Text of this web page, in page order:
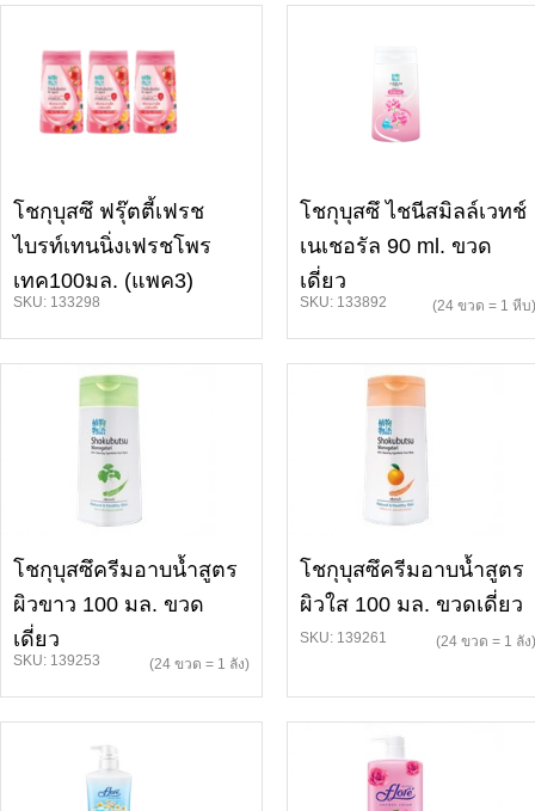
โชกุบุสซึ ฟรุ๊ตตี้เฟรช
ไบรท์เทนนิ่งเฟรชโพร
เทค100มล. (แพค3)
SKU: 133298
โชกุบุสซึ ไชนีสมิลล์เวทช์
เนเชอรัล 90 ml. ขวด
เดี่ยว
SKU: 133892 (24 ขวด = 1 หีบ)
โชกุบุสซึครีมอาบน้ำสูตร
ผิวขาว 100 มล. ขวด
เดี่ยว
SKU: 139253 (24 ขวด = 1 ลัง)
โชกุบุสซึครีมอาบน้ำสูตร
ผิวใส 100 มล. ขวดเดี่ยว
SKU: 139261 (24 ขวด = 1 ลัง)